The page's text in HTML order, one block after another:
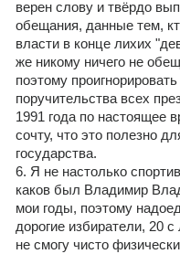
верен слову и твёрдо
обещания, данные тем,
власти в конце лихих
же никому ничего не
поэтому
поручительства всех
1991 года по настоящее
сочту, что это полезно
государства.
6. Я не настолько
каков был Владимир
мои годы, поэтому
дорогие избиратели, 20
не смогу чисто